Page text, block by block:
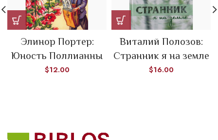
Элинор Портер:
Юность Поллианны
$12.00
Виталий Полозов:
Странник я на земле
$16.00